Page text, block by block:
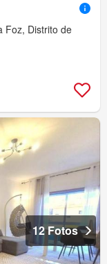
Foz, Distrito de
12 Fotos